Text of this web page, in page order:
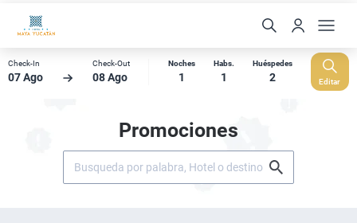
Check-In
07 Ago
Check-Out
08 Ago
Noches
1
Habs.
1
Huéspedes
2 Editar
Promociones